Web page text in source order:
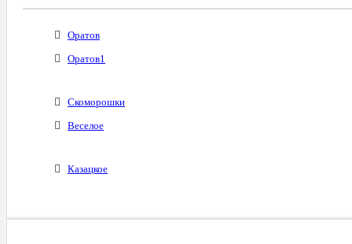
Оратов
Оратов1
Скоморошки
Веселое
Казацкое